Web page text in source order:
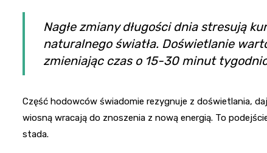
Nagłe zmiany długości dnia stresują
naturalnego światła. Doświetlanie
zmieniając czas o 15-30 minut
Część hodowców świadomie rezygnuje z doświetlania,
wiosną wracają do znoszenia z nową energią. To
stada.